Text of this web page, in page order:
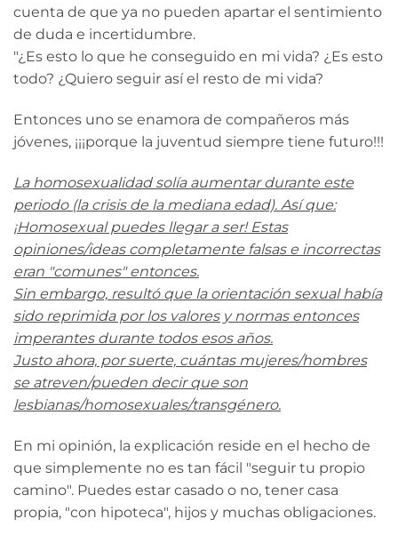
cuenta de que ya no pueden apartar el sentimiento
de duda e incertidumbre.
"¿Es esto lo que he conseguido en mi vida? ¿Es esto
todo? ¿Quiero seguir así el resto de mi vida?
Entonces uno se enamora de compañeros más
jóvenes, ¡¡¡porque la juventud siempre tiene futuro!!!
La homosexualidad solía aumentar durante este
periodo (la crisis de la mediana edad). Así que:
¡Homosexual puedes llegar a ser! Estas
opiniones/ideas completamente falsas e incorrectas
eran "comunes" entonces.
Sin embargo, resultó que la orientación sexual había
sido reprimida por los valores y normas entonces
imperantes durante todos esos años.
Justo ahora, por suerte, cuántas mujeres/hombres
se atreven/pueden decir que son
lesbianas/homosexuales/transgénero.
En mi opinión, la explicación reside en el hecho de
que simplemente no es tan fácil "seguir tu propio
camino". Puedes estar casado o no, tener casa
propia, "con hipoteca", hijos y muchas obligaciones.